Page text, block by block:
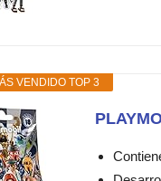
VENDIDO TOP 3